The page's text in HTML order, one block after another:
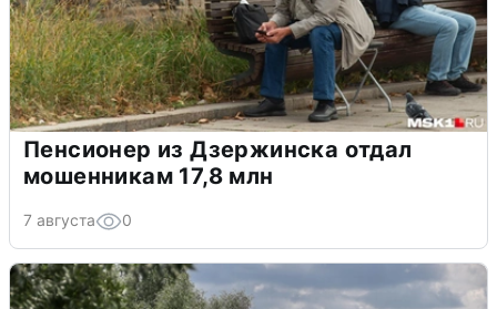
Пенсионер из Дзержинска отдал
мошенникам 17,8 млн
7 августа 0